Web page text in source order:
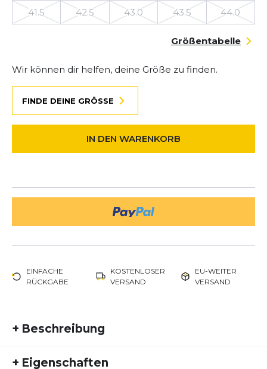
41.5 42.5 43.0 43.5 44.0
Größentabelle
Wir können dir helfen, deine Größe zu finden.
FINDE DEINE GRÖSSE
IN DEN WARENKORB
EINFACHE
RÜCKGABE
KOSTENLOSER
VERSAND
EU-WEITER
VERSAND
+ Beschreibung
neueste Version des beliebten Laufschuhs und
+ Eigenschaften